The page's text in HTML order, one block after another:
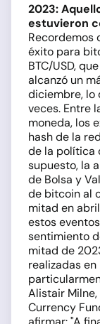
2023:
estuvieron
Recordemos
éxito para
BTC/USD,
alcanzó un
diciembre, lo
veces. Entre
moneda, los
hash de la
de la política
supuesto, la
de Bolsa y
de bitcoin al
mitad en
estos
sentimiento
mitad de
realizadas
Alistair
Currency